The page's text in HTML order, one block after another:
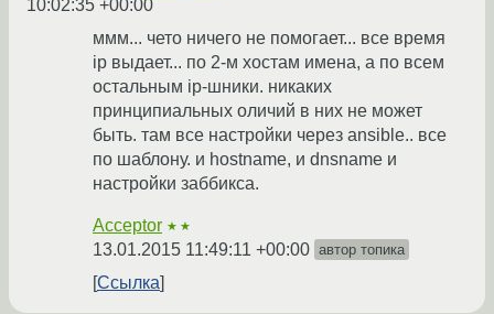
10:02:35 +00:00
ммм... чето ничего не помогает... все время
ip выдает... по 2-м хостам имена, а по всем
остальным ip-шники. никаких
принципиальных оличий в них не может
быть. там все настройки через ansible.. все
по шаблону. и hostname, и dnsname и
настройки заббикса.
Acceptor ★★
13.01.2015 11:49:11 +00:00 автор топика
Ссылка